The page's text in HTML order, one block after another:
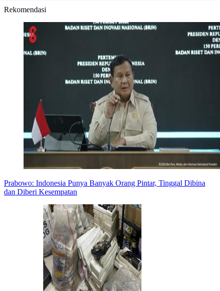
Rekomendasi
Prabowo: Indonesia Punya Banyak Orang Pintar, Tinggal Dibina
dan Diberi Kesempatan